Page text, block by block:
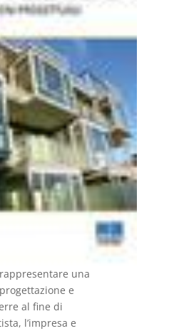
una
e
al fine di
l’impresa e